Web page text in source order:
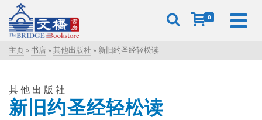
0
主页 » 书店 » 其他出版社 » 新旧约圣经轻松读
其他出版社
新旧约圣经轻松读